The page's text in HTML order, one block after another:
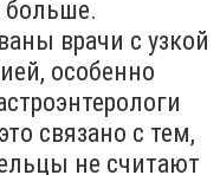
больше.
врачи с узкой
особенно
связано с тем,
не считают